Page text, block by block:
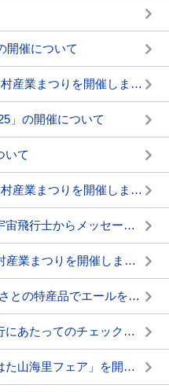
開催について
【10/12(日)】令和7年度たのはた村産業まつりを開催します。
」の開催について
いて
【10/13(日)】令和6年度たのはた村産業まつりを開催します(情報更新)
「きぼうの桜」植樹へ山崎直子宇宙飛行士からメッセージが届きました
【10/8(日)】令和5年度たのはた村産業まつりを開催します(情報更新)
※12/21受付終了しました※ふるさとの特産品でエールを送りませんか
作業機付きトラクターの公道走行にあたってのチェックポイントについて
いわて銀河プラザで「岩手たのはた山海里フェア」を開催します